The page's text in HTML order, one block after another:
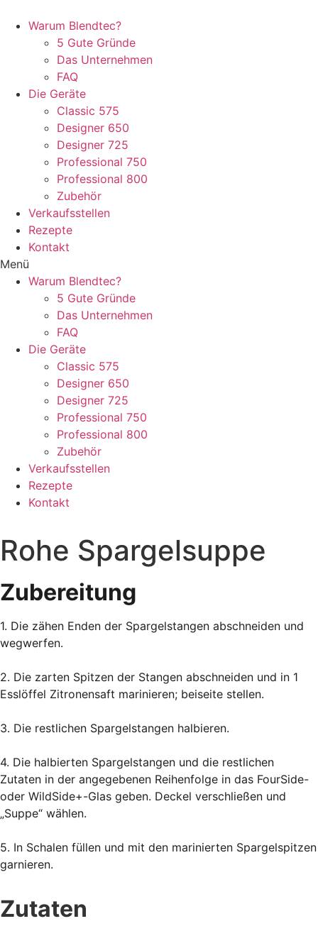
Warum Blendtec?
5 Gute Gründe
Das Unternehmen
FAQ
Die Geräte
Classic 575
Designer 650
Designer 725
Professional 750
Professional 800
Zubehör
Verkaufsstellen
Rezepte
Kontakt
Menü
Warum Blendtec?
5 Gute Gründe
Das Unternehmen
FAQ
Die Geräte
Classic 575
Designer 650
Designer 725
Professional 750
Professional 800
Zubehör
Verkaufsstellen
Rezepte
Kontakt
Rohe Spargelsuppe
Zubereitung
1. Die zähen Enden der Spargelstangen abschneiden und
wegwerfen.
2. Die zarten Spitzen der Stangen abschneiden und in 1
Esslöffel Zitronensaft marinieren; beiseite stellen.
3. Die restlichen Spargelstangen halbieren.
4. Die halbierten Spargelstangen und die restlichen
Zutaten in der angegebenen Reihenfolge in das FourSide-
oder WildSide+-Glas geben. Deckel verschließen und
„Suppe“ wählen.
5. In Schalen füllen und mit den marinierten Spargelspitzen
garnieren.
Zutaten